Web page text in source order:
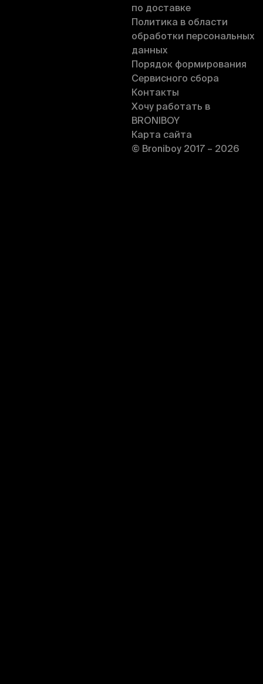
по доставке
Политика в области
обработки персональных
данных
Порядок формирования
Сервисного сбора
Контакты
Хочу работать в
BRONIBOY
Карта сайта
© Broniboy 2017 – 2026